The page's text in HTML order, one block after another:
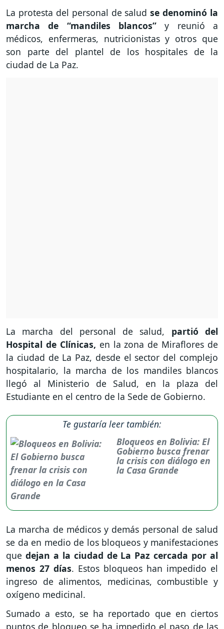
La protesta del personal de saludse denominó la
marcha de “mandiles blancos” y reunió a
médicos, enfermeras, nutricionistas y otros que
son parte del plantel de los hospitales de la
ciudad de La Paz.
La marcha del personal de salud, partió del
Hospital de Clínicas, en la zona de Miraflores de
la ciudad de La Paz, desde el sector del complejo
hospitalario, la marcha de los mandiles blancos
llegó al Ministerio de Salud, en la plaza del
Estudiante en el centro de la Sede de Gobierno.
Te gustaría leer también:
Bloqueos en Bolivia: El
Gobierno busca frenar
la crisis con diálogo en
la Casa Grande
La marcha de médicos y demás personal de salud
se da en medio de los bloqueos y manifestaciones
que dejan a la ciudad de La Paz cercada por al
menos 27 días. Estos bloqueos han impedido el
ingreso de alimentos, medicinas, combustible y
oxígeno medicinal.
Sumado a esto, se ha reportado que en ciertos